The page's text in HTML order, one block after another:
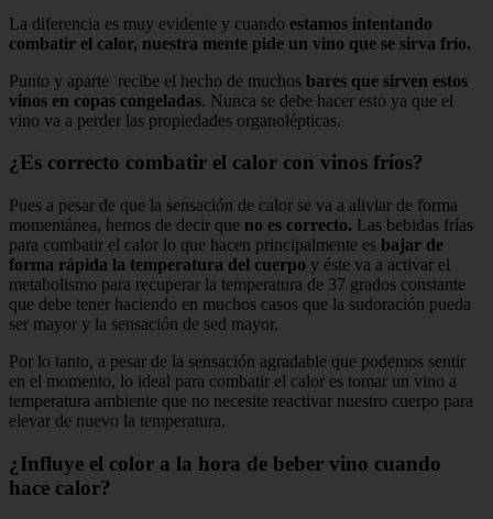
La diferencia es muy evidente y cuando estamos intentando
combatir el calor, nuestra mente pide un vino que se sirva frío.
Punto y aparte recibe el hecho de muchos bares que sirven estos
vinos en copas congeladas. Nunca se debe hacer esto ya que el
vino va a perder las propiedades organolépticas.
¿Es correcto combatir el calor con vinos fríos?
Pues a pesar de que la sensación de calor se va a aliviar de forma
momentánea, hemos de decir que no es correcto. Las bebidas frías
para combatir el calor lo que hacen principalmente es bajar de
forma rápida la temperatura del cuerpo y éste va a activar el
metabolismo para recuperar la temperatura de 37 grados constante
que debe tener haciendo en muchos casos que la sudoración pueda
ser mayor y la sensación de sed mayor.
Por lo tanto, a pesar de la sensación agradable que podemos sentir
en el momento, lo ideal para combatir el calor es tomar un vino a
temperatura ambiente que no necesite reactivar nuestro cuerpo para
elevar de nuevo la temperatura.
¿Influye el color a la hora de beber vino cuando
hace calor?